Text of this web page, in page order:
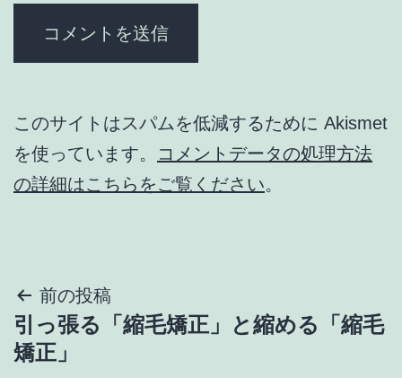
このサイトはスパムを低減するために Akismet
を使っています。
コメントデータの処理方法
の詳細はこちらをご覧ください。
投
稿
前の投稿
引っ張る「縮毛矯正」と縮める「縮毛
矯正」